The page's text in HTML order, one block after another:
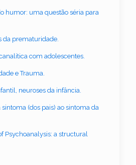
humor: uma questão séria para
da prematuridade.
com adolescentes.
e Trauma.
neuroses da infância.
sintoma (dos pais) ao sintoma da
Psychoanalysis: a structural